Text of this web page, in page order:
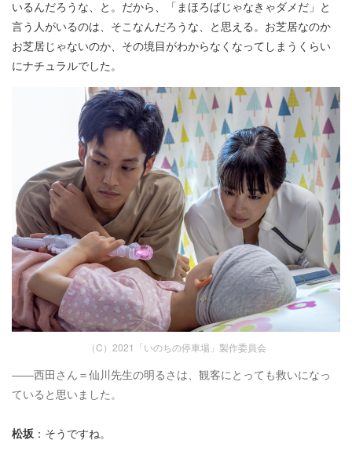
いるんだろうな、と。だから、「まほろばじゃなきゃダメだ」と
言う人がいるのは、そこなんだろうな、と思える。お芝居なのか
お芝居じゃないのか、その境目がわからなくなってしまうくらい
にナチュラルでした。
（C）2021「いのちの停車場」製作委員会
――西田さん＝仙川先生の明るさは、観客にとっても救いになっ
ていると思いました。
松坂 ：そうですね。